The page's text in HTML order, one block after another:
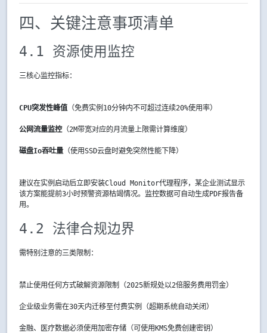
四、关键注意事项清单
4.1 资源使用监控
三核心监控指标：
CPU突发性峰值（免费实例10分钟内不可超过连续20%使用率）
公网流量监控（2M带宽对应的月流量上限需计算维度）
磁盘Io吞吐量（使用SSD云盘时避免突然性能下降）
建议在实例启动后立即安装Cloud Monitor代理程序，某企业测试显示
该方案能提前3小时预警资源枯竭情况。监控数据可自动生成PDF报告备
用。
4.2 法律合规边界
需特别注意的三类限制：
禁止使用任何方式破解资源限制（2025新规处以2倍服务费用罚金）
企业级业务需在30天内迁移至付费实例（超期系统自动关闭）
金融、医疗数据必须使用加密存储（可使用KMS免费创建密钥）